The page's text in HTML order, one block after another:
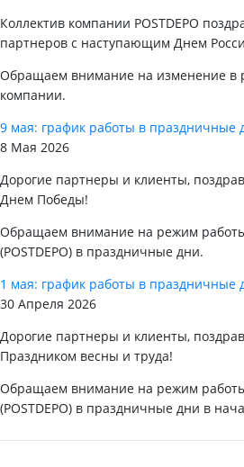
Коллектив компании POSTDEPO
партнеров с наступающим Днем
Обращаем внимание на изменение в
компании.
9 мая: график работы в праздничные
8 Мая 2026
Дорогие партнеры и клиенты,
Днем Победы!
Обращаем внимание на режим
(POSTDEPO) в праздничные дни.
1 мая: график работы в праздничные
30 Апреля 2026
Дорогие партнеры и клиенты,
Праздником весны и труда!
Обращаем внимание на режим
(POSTDEPO) в праздничные дни в